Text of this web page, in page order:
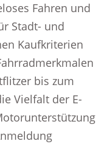
Fahren und
Stadt- und
Kaufkriterien
bis zum
Vielfalt der E-